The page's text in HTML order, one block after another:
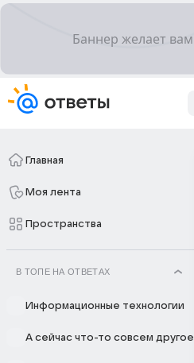
Главная
Моя лента
Пространства
В ТОПЕ НА ОТВЕТАХ
Информационные технологии
А сейчас что-то совсем другое